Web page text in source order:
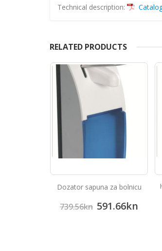
Technical description:
RELATED PRODUCTS
Dozator sapuna za bolnicu
739.56kn 591.66kn